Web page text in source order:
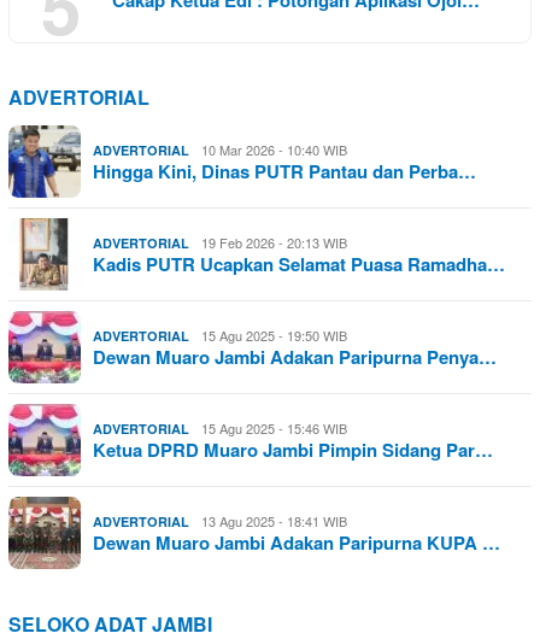
ADVERTORIAL
ADVERTORIAL 10 Mar 2026 - 10:40 WIB
Hingga Kini, Dinas PUTR Pantau dan Perba…
ADVERTORIAL 19 Feb 2026 - 20:13 WIB
Kadis PUTR Ucapkan Selamat Puasa Ramadha…
ADVERTORIAL 15 Agu 2025 - 19:50 WIB
Dewan Muaro Jambi Adakan Paripurna Penya…
ADVERTORIAL 15 Agu 2025 - 15:46 WIB
Ketua DPRD Muaro Jambi Pimpin Sidang Par…
ADVERTORIAL 13 Agu 2025 - 18:41 WIB
Dewan Muaro Jambi Adakan Paripurna KUPA …
SELOKO ADAT JAMBI